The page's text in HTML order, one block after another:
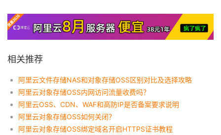
相关推荐
阿里云文件存储NAS和对象存储OSS区别对比及选择攻略
阿里云对象存储OSS内网访问流量收费吗？
阿里云OSS、CDN、WAF和高防IP是否备案要求说明
阿里云对象存储OSS如何关闭？
阿里云对象存储OSS绑定域名开启HTTPS证书教程